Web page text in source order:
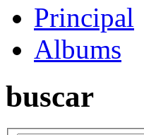
Principal
Albums
buscar